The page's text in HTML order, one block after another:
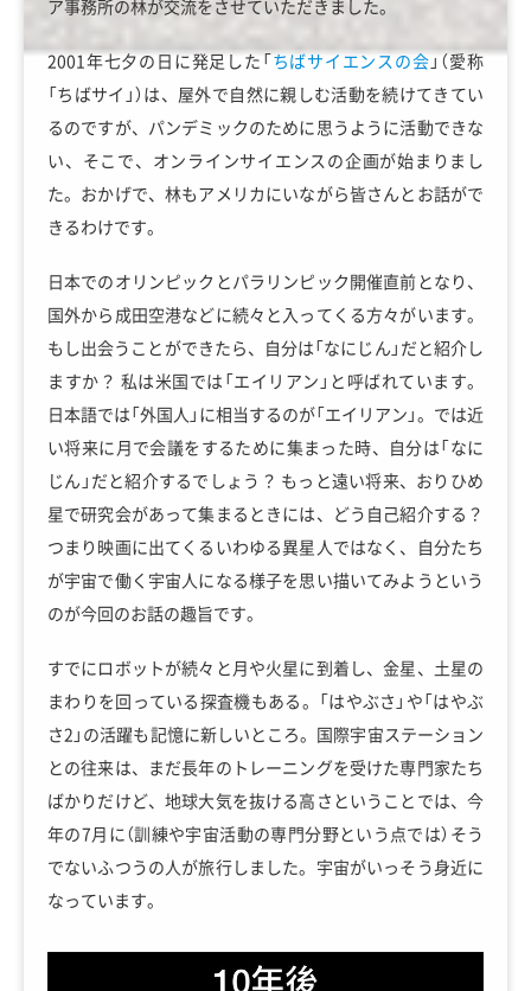
ア事務所の林が交流をさせていただきました。
2001年七夕の日に発足した「ちばサイエンスの会」（愛称
「ちばサイ」）は、屋外で自然に親しむ活動を続けてきてい
るのですが、パンデミックのために思うように活動できな
い、そこで、オンラインサイエンスの企画が始まりまし
た。おかげで、林もアメリカにいながら皆さんとお話がで
きるわけです。
日本でのオリンピックとパラリンピック開催直前となり、
国外から成田空港などに続々と入ってくる方々がいます。
もし出会うことができたら、自分は「なにじん」だと紹介し
ますか？ 私は米国では「エイリアン」と呼ばれています。
日本語では「外国人」に相当するのが「エイリアン」。では近
い将来に月で会議をするために集まった時、自分は「なに
じん」だと紹介するでしょう？ もっと遠い将来、おりひめ
星で研究会があって集まるときには、どう自己紹介する？
つまり映画に出てくるいわゆる異星人ではなく、自分たち
が宇宙で働く宇宙人になる様子を思い描いてみようという
のが今回のお話の趣旨です。
すでにロボットが続々と月や火星に到着し、金星、土星の
まわりを回っている探査機もある。「はやぶさ」や「はやぶ
さ2」の活躍も記憶に新しいところ。国際宇宙ステーション
との往来は、まだ長年のトレーニングを受けた専門家たち
ばかりだけど、地球大気を抜ける高さということでは、今
年の7月に（訓練や宇宙活動の専門分野という点では）そう
でないふつうの人が旅行しました。宇宙がいっそう身近に
なっています。